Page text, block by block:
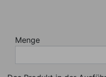
Menge